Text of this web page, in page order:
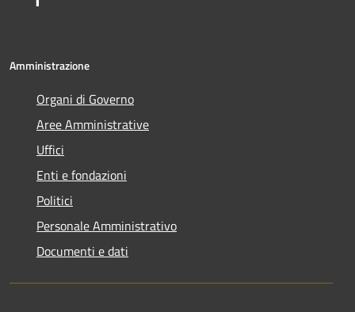
Amministrazione
Organi di Governo
Aree Amministrative
Uffici
Enti e fondazioni
Politici
Personale Amministrativo
Documenti e dati